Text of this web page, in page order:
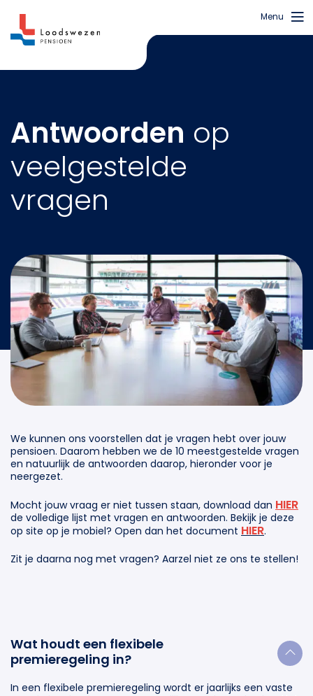
Menu
Antwoorden op
veelgestelde
vragen
We kunnen ons voorstellen dat je vragen hebt over jouw
pensioen. Daarom hebben we de 10 meestgestelde vragen
en natuurlijk de antwoorden daarop, hieronder voor je
neergezet.
Mocht jouw vraag er niet tussen staan, download dan HIER
de volledige lijst met vragen en antwoorden. Bekijk je deze
op site op je mobiel? Open dan het document HIER.
Zit je daarna nog met vragen? Aarzel niet ze ons te stellen!
Wat houdt een flexibele
premieregeling in?
In een flexibele premieregeling wordt er jaarlijks een vaste